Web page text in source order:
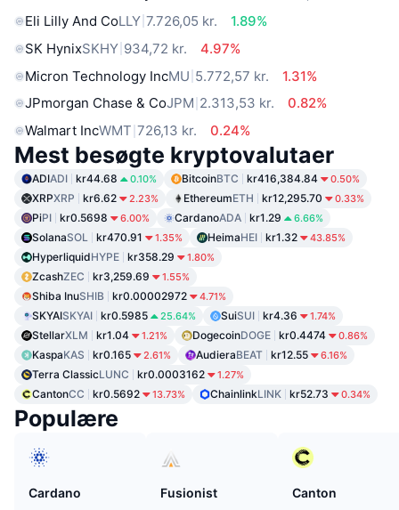
Eli Lilly And CoLLY 7.726,05 kr.
1.89%
SK HynixSKHY 934,72 kr.
4.97%
Micron Technology IncMU 5.772,57 kr.
1.31%
JPmorgan Chase & CoJPM 2.313,53 kr.
0.82%
Walmart IncWMT 726,13 kr. 0.24%
Mest besøgte kryptovalutaer
ADIADI kr44.68 0.10% BitcoinBTC kr416,384.84 0.50%
XRPXRP kr6.62 2.23% EthereumETH kr12,295.70 0.33%
PiPI kr0.5698 6.00% CardanoADA kr1.29 6.66%
SolanaSOL kr470.91 1.35% HeimaHEI kr1.32 43.85%
HyperliquidHYPE kr358.29 1.80%
ZcashZEC kr3,259.69 1.55%
Shiba InuSHIB kr0.00002972 4.71%
SKYAISKYAI kr0.5985 25.64% SuiSUI kr4.36 1.74%
StellarXLM kr1.04 1.21% DogecoinDOGE kr0.4474 0.86%
KaspaKAS kr0.165 2.61% AudieraBEAT kr12.55 6.16%
Terra ClassicLUNC kr0.0003162 1.27%
CantonCC kr0.5692 13.73% ChainlinkLINK kr52.73 0.34%
Populære
Cardano
Fusionist
Canton